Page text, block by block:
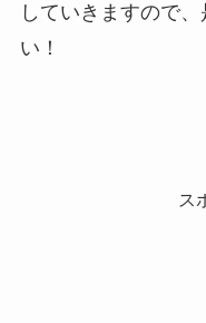
していきますので
い！
ス